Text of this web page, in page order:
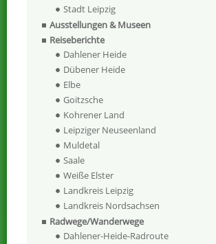
Stadt Leipzig
Ausstellungen & Museen
Reiseberichte
Dahlener Heide
Dübener Heide
Elbe
Goitzsche
Kohrener Land
Leipziger Neuseenland
Muldetal
Saale
Weiße Elster
Landkreis Leipzig
Landkreis Nordsachsen
Radwege/Wanderwege
Dahlener-Heide-Radroute